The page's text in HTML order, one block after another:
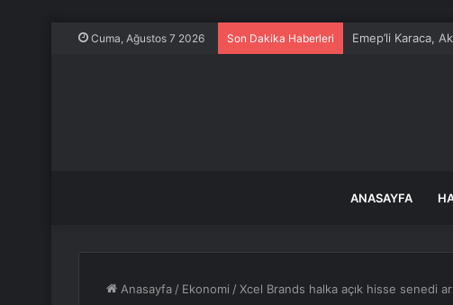
Cuma, Ağustos 7 2026 Son Dakika Haberleri Emep’li Karaca,
ANASAYFA
Anasayfa / Ekonomi /Xcel Brands halka açık hisse senedi